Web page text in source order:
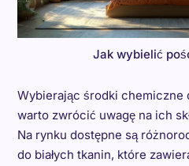
Jak wybielić
Wybierając środki chemiczne
warto zwrócić uwagę na ich
Na rynku dostępne są
do białych tkanin, które